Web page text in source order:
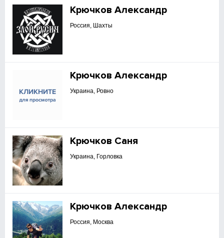
Крючков Александр
Россия, Шахты
Крючков Александр
Украина, Ровно
Крючков Саня
Украина, Горловка
Крючков Александр
Россия, Москва